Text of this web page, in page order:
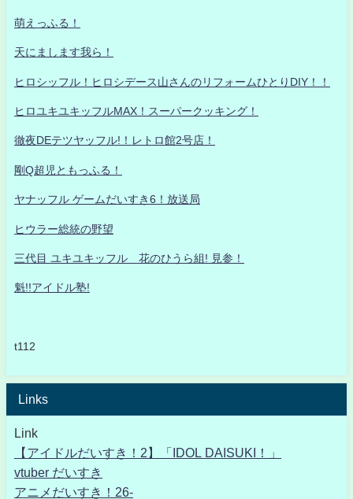
萌えっふる！
天にまします我ら！
ヒロシッフル！ヒロシデース山さんのリフォームひとりDIY！！
ヒロユキユキッフルMAX！スーパークッキング！
徹夜DEテツヤッフル!！レトロ館2号店！
剛Q超児ともっふる！
ヤナッフル ゲームだいすき6！放送局
ヒウラー総統の野望
三代目 ユキユキッフル 花のひうら組! 見参！
魁!!アイドル塾!
t112
Links
Link
【アイドルだいすき！2】「IDOL DAISUKI！」
vtuber だいすき
アニメだいすき！26-